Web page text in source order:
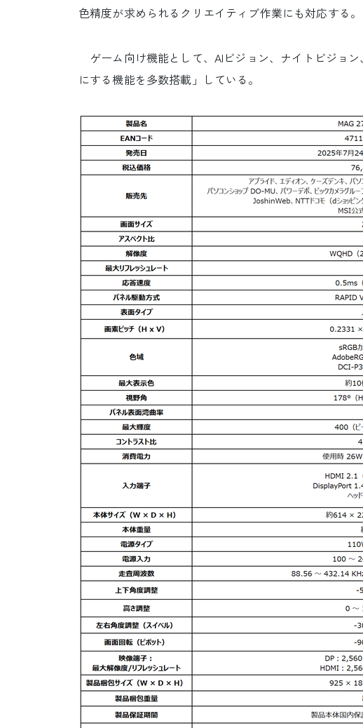
色精度が求められるクリエイティブ作業にも対応する。
ゲーム向け機能として、AIビジョン、ナイトビジョ
にする機能を多数搭載」している。